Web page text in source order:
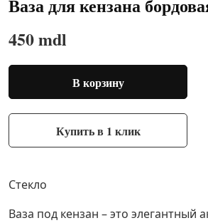
Ваза для кензана
450 mdl
В корзину
Купить в 1 клик
Стекло
Ваза под кензан – это элегантный